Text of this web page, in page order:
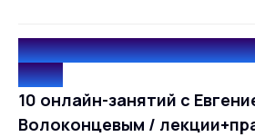
1 ступень / 21 сентября -
2026
10 онлайн-занятий с
Волоконцевым /